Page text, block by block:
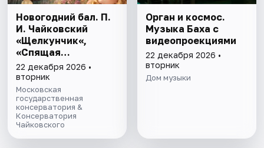
Новогодний бал. П.
И. Чайковский
«Щелкунчик«,
«Спящая
красавица»
22 декабря 2026 •
вторник
Московская
государственная
консерватория &
Консерватория
Чайковского
Орган и космос.
Музыка Баха с
видеопроекциями
22 декабря 2026 •
вторник
Дом музыки